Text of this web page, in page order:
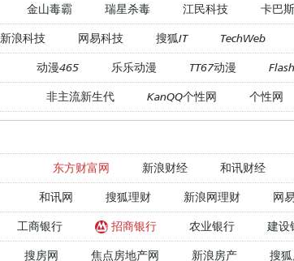
金山毒霸 瑞星杀毒 江民科技 卡巴
新浪科技 网易科技 搜狐IT TechWeb
动漫465 乐乐动漫 TT67动漫
非主流新生代 KanQQ个性网 个性网
东方财富网 新浪财经 和讯财经
和讯网 搜狐理财 新浪网理财 网
工商银行 招商银行 农业银行 建设
搜房网 焦点房地产网 新浪房产 搜